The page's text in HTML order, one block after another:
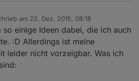
am 22. Dez. 2015, 08:18
editiert von
so einige Ideen dabei, die ich auch
:D Allerdings ist meine
leider nicht vorzeigbar. Was ich